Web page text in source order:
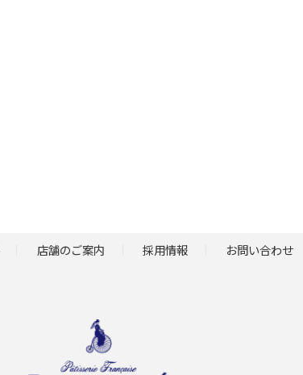
店舗のご案内 採用情報 お問い合わせ